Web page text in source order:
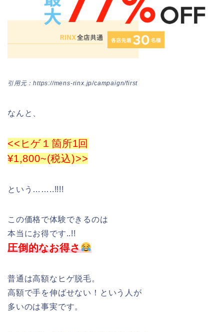
引用元：https://mens-rinx.jp/campaign/first
なんと、
<<ヒゲ１箇所1回
¥1,800~(税込)>>
という……..!!!!
この価格で体験できるのは
本当にお得です..!!
圧倒的なお得さ
普通は高額なヒゲ脱毛。
高額で手を伸ばせない！という人が
多いのは事実です。